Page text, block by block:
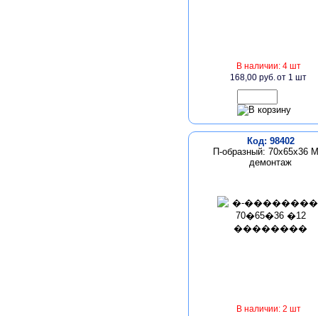
В наличии: 4 шт
168,00 руб.от 1 шт
Код: 98402
П-образный: 70х65х36
демонтаж
В наличии: 2 шт